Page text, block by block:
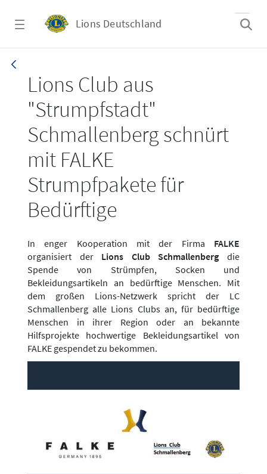
Lions Deutschland
Lions Club aus
"Strumpfstadt"
Schmallenberg schnürt
mit FALKE
Strumpfpakete für
Bedürftige
In enger Kooperation mit der Firma FALKE
organisiert der Lions Club Schmallenberg die
Spende von Strümpfen, Socken und
Bekleidungsartikeln an bedürftige Menschen. Mit
dem großen Lions-Netzwerk spricht der LC
Schmallenberg alle Lions Clubs an, für bedürftige
Menschen in ihrer Region oder an bekannte
Hilfsprojekte hochwertige Bekleidungsartikel von
FALKE gespendet zu bekommen.